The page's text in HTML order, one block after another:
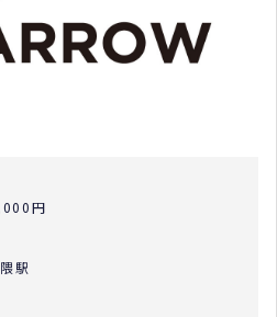
円 ～ 255,000円
駅